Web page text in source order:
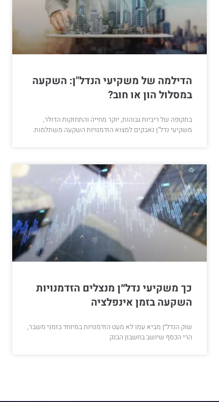
הדילמה של משקיעי הנדל"ן: השקעה
במסלול הון או חוב?
בתקופה של ריביות גבוהות, יוקר מחייה והתחזקות הדולר,
משקיעי נדל"ן נאבקים למצוא הזדמנויות השקעה משתלמות.
כך משקיעי נדל״ן מנצלים הזדמנויות
השקעה בזמן אינפלציה
שוק הנדל״ן מביא עמו לא מעט הזדמנויות במיוחד בזמני משבר,
הרי הכסף שיושב בחשבון הבנק